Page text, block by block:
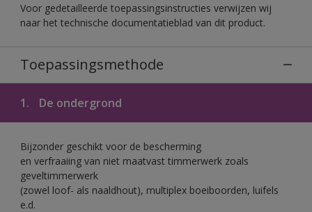
Voor gedetailleerde toepassingsinstructies verwijzen wij
naar het technische documentatieblad van dit product.
Toepassingsmethode
1. De ondergrond
Bijzonder geschikt voor de bescherming
en verfraaiing van niet maatvast timmerwerk zoals
geveltimmerwerk
(zowel loof- als naaldhout), multiplex boeiboorden, luifels
e.d.